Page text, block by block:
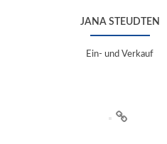
JANA STEUDTEN
Ein- und Verkauf